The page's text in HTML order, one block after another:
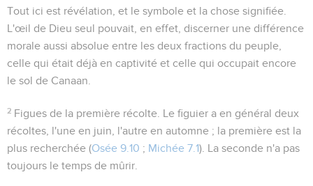
Tout ici est révélation, et le symbole et la chose signifiée.
L'œil de Dieu seul pouvait, en effet, discerner une différence
morale aussi absolue entre les deux fractions du peuple,
celle qui était déjà en captivité et celle qui occupait encore
le sol de Canaan.
2 Figues de la première récolte . Le figuier a en général deux
récoltes, l'une en juin, l'autre en automne ; la première est la
plus recherchée (Osée 9.10 ; Michée 7.1). La seconde n'a pas
toujours le temps de mûrir.